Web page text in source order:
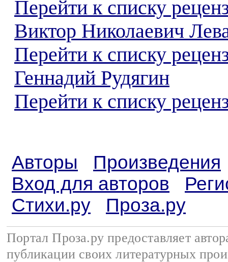
Перейти к списку
Виктор Николаевич
Перейти к списку
Геннадий Рудягин
Перейти к списку
Авторы
Произведения
Вход для авторов
Стихи.ру
Проза.ру
Портал Проза.ру предоставляет
публикации своих литературных